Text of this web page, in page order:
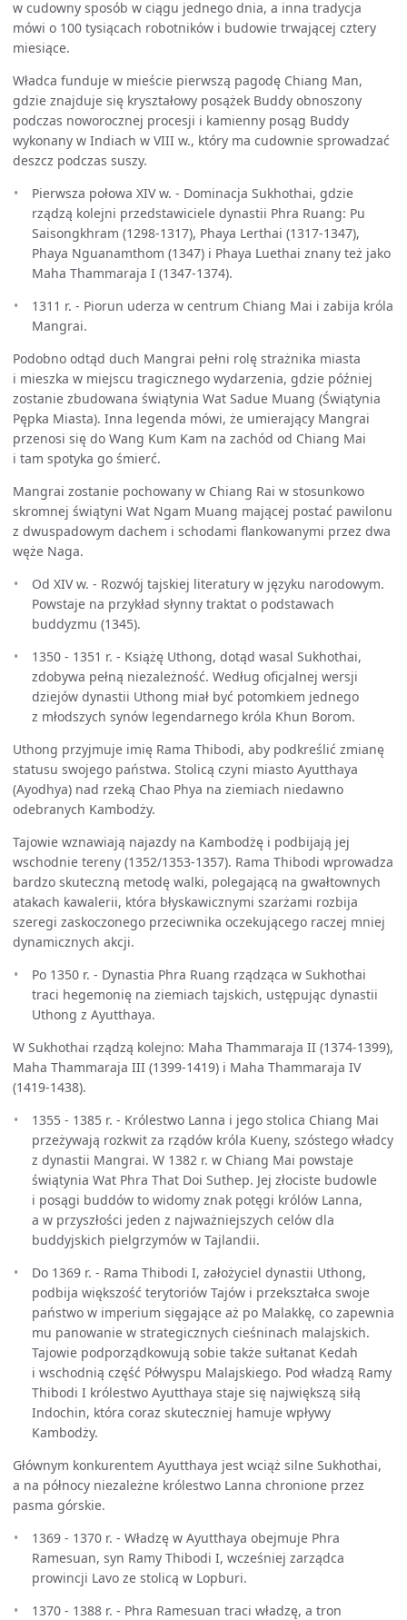
w cudowny sposób w ciągu jednego dnia, a inna tradycja
mówi o 100 tysiącach robotników i budowie trwającej cztery
miesiące.
Władca funduje w mieście pierwszą pagodę Chiang Man,
gdzie znajduje się kryształowy posążek Buddy obnoszony
podczas noworocznej procesji i kamienny posąg Buddy
wykonany w Indiach w VIII w., który ma cudownie sprowadzać
deszcz podczas suszy.
Pierwsza połowa XIV w. - Dominacja Sukhothai, gdzie
rządzą kolejni przedstawiciele dynastii Phra Ruang: Pu
Saisongkhram (1298-1317), Phaya Lerthai (1317-1347),
Phaya Nguanamthom (1347) i Phaya Luethai znany też jako
Maha Thammaraja I (1347-1374).
1311 r. - Piorun uderza w centrum Chiang Mai i zabija króla
Mangrai.
Podobno odtąd duch Mangrai pełni rolę strażnika miasta
i mieszka w miejscu tragicznego wydarzenia, gdzie później
zostanie zbudowana świątynia Wat Sadue Muang (Świątynia
Pępka Miasta). Inna legenda mówi, że umierający Mangrai
przenosi się do Wang Kum Kam na zachód od Chiang Mai
i tam spotyka go śmierć.
Mangrai zostanie pochowany w Chiang Rai w stosunkowo
skromnej świątyni Wat Ngam Muang mającej postać pawilonu
z dwuspadowym dachem i schodami flankowanymi przez dwa
węże Naga.
Od XIV w. - Rozwój tajskiej literatury w języku narodowym.
Powstaje na przykład słynny traktat o podstawach
buddyzmu (1345).
1350 - 1351 r. - Książę Uthong, dotąd wasal Sukhothai,
zdobywa pełną niezależność. Według oficjalnej wersji
dziejów dynastii Uthong miał być potomkiem jednego
z młodszych synów legendarnego króla Khun Borom.
Uthong przyjmuje imię Rama Thibodi, aby podkreślić zmianę
statusu swojego państwa. Stolicą czyni miasto Ayutthaya
(Ayodhya) nad rzeką Chao Phya na ziemiach niedawno
odebranych Kambodży.
Tajowie wznawiają najazdy na Kambodżę i podbijają jej
wschodnie tereny (1352/1353-1357). Rama Thibodi wprowadza
bardzo skuteczną metodę walki, polegającą na gwałtownych
atakach kawalerii, która błyskawicznymi szarżami rozbija
szeregi zaskoczonego przeciwnika oczekującego raczej mniej
dynamicznych akcji.
Po 1350 r. - Dynastia Phra Ruang rządząca w Sukhothai
traci hegemonię na ziemiach tajskich, ustępując dynastii
Uthong z Ayutthaya.
W Sukhothai rządzą kolejno: Maha Thammaraja II (1374-1399),
Maha Thammaraja III (1399-1419) i Maha Thammaraja IV
(1419-1438).
1355 - 1385 r. - Królestwo Lanna i jego stolica Chiang Mai
przeżywają rozkwit za rządów króla Kueny, szóstego władcy
z dynastii Mangrai. W 1382 r. w Chiang Mai powstaje
świątynia Wat Phra That Doi Suthep. Jej złociste budowle
i posągi buddów to widomy znak potęgi królów Lanna,
a w przyszłości jeden z najważniejszych celów dla
buddyjskich pielgrzymów w Tajlandii.
Do 1369 r. - Rama Thibodi I, założyciel dynastii Uthong,
podbija większość terytoriów Tajów i przekształca swoje
państwo w imperium sięgające aż po Malakkę, co zapewnia
mu panowanie w strategicznych cieśninach malajskich.
Tajowie podporządkowują sobie także sułtanat Kedah
i wschodnią część Półwyspu Malajskiego. Pod władzą Ramy
Thibodi I królestwo Ayutthaya staje się największą siłą
Indochin, która coraz skuteczniej hamuje wpływy
Kambodży.
Głównym konkurentem Ayutthaya jest wciąż silne Sukhothai,
a na północy niezależne królestwo Lanna chronione przez
pasma górskie.
1369 - 1370 r. - Władzę w Ayutthaya obejmuje Phra
Ramesuan, syn Ramy Thibodi I, wcześniej zarządca
prowincji Lavo ze stolicą w Lopburi.
1370 - 1388 r. - Phra Ramesuan traci władzę, a tron